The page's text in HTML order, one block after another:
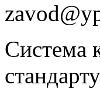
Система